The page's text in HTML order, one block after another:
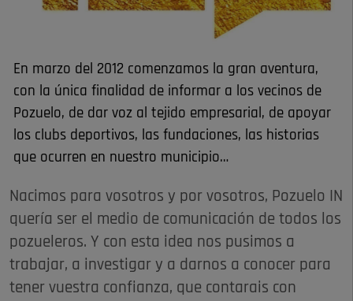
En marzo del 2012 comenzamos la gran aventura,
con la única finalidad de informar a los vecinos de
Pozuelo, de dar voz al tejido empresarial, de apoyar
los clubs deportivos, las fundaciones, las historias
que ocurren en nuestro municipio…
Nacimos para vosotros y por vosotros, Pozuelo IN
quería ser el medio de comunicación de todos los
pozueleros. Y con esta idea nos pusimos a
trabajar, a investigar y a darnos a conocer para
tener vuestra confianza, que contarais con